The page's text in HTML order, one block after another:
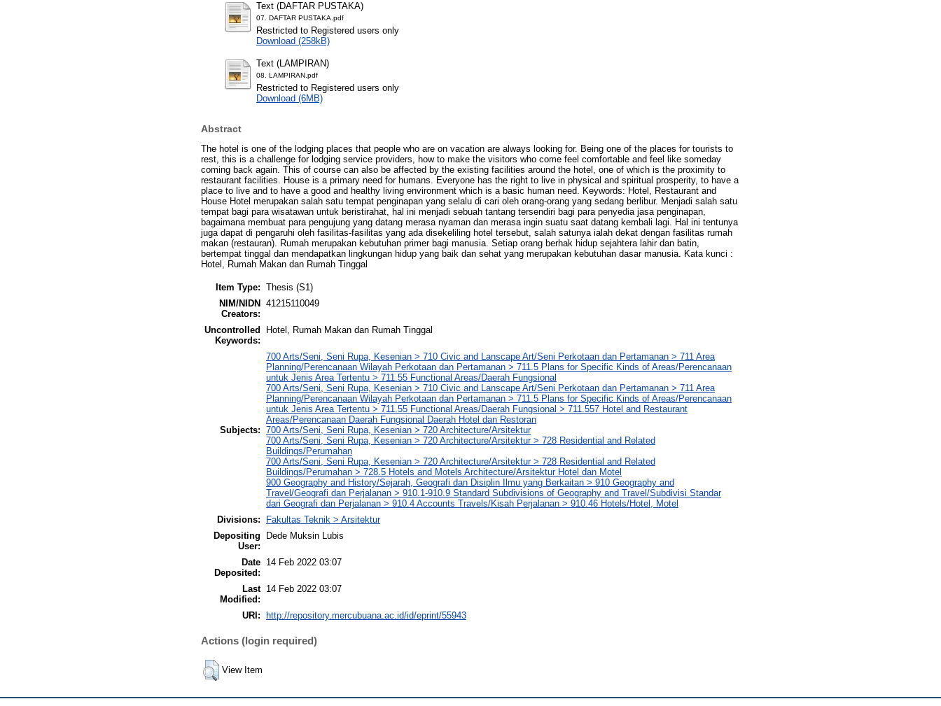
Text (DAFTAR PUSTAKA)
07. DAFTAR PUSTAKA.pdf
Restricted to Registered users only
Download (258kB)
Text (LAMPIRAN)
08. LAMPIRAN.pdf
Restricted to Registered users only
Download (6MB)
Abstract
The hotel is one of the lodging places that people who are on vacation are always looking for. Being one of the places for tourists to
rest, this is a challenge for lodging service providers, how to make the visitors who come feel comfortable and feel like someday
coming back again. This of course can also be affected by the existing facilities around the hotel, one of which is the proximity to
restaurant facilities. House is a primary need for humans. Everyone has the right to live in physical and spiritual prosperity, to have a
place to live and to have a good and healthy living environment which is a basic human need. Keywords: Hotel, Restaurant and
House Hotel merupakan salah satu tempat penginapan yang selalu di cari oleh orang-orang yang sedang berlibur. Menjadi salah satu
tempat bagi para wisatawan untuk beristirahat, hal ini menjadi sebuah tantang tersendiri bagi para penyedia jasa penginapan,
bagaimana membuat para pengujung yang datang merasa nyaman dan merasa ingin suatu saat datang kembali lagi. Hal ini tentunya
juga dapat di pengaruhi oleh fasilitas-fasilitas yang ada disekeliling hotel tersebut, salah satunya ialah dekat dengan fasilitas rumah
makan (restauran). Rumah merupakan kebutuhan primer bagi manusia. Setiap orang berhak hidup sejahtera lahir dan batin,
bertempat tinggal dan mendapatkan lingkungan hidup yang baik dan sehat yang merupakan kebutuhan dasar manusia. Kata kunci :
Hotel, Rumah Makan dan Rumah Tinggal
Item Type: Thesis (S1)
NIM/NIDN
Creators:
41215110049
Uncontrolled
Keywords:
Hotel, Rumah Makan dan Rumah Tinggal
Subjects:
700 Arts/Seni, Seni Rupa, Kesenian > 710 Civic and Lanscape Art/Seni Perkotaan dan Pertamanan > 711 Area
Planning/Perencanaan Wilayah Perkotaan dan Pertamanan > 711.5 Plans for Specific Kinds of Areas/Perencanaan
untuk Jenis Area Tertentu > 711.55 Functional Areas/Daerah Fungsional
700 Arts/Seni, Seni Rupa, Kesenian > 710 Civic and Lanscape Art/Seni Perkotaan dan Pertamanan > 711 Area
Planning/Perencanaan Wilayah Perkotaan dan Pertamanan > 711.5 Plans for Specific Kinds of Areas/Perencanaan
untuk Jenis Area Tertentu > 711.55 Functional Areas/Daerah Fungsional > 711.557 Hotel and Restaurant
Areas/Perencanaan Daerah Fungsional Daerah Hotel dan Restoran
700 Arts/Seni, Seni Rupa, Kesenian > 720 Architecture/Arsitektur
700 Arts/Seni, Seni Rupa, Kesenian > 720 Architecture/Arsitektur > 728 Residential and Related
Buildings/Perumahan
700 Arts/Seni, Seni Rupa, Kesenian > 720 Architecture/Arsitektur > 728 Residential and Related
Buildings/Perumahan > 728.5 Hotels and Motels Architecture/Arsitektur Hotel dan Motel
900 Geography and History/Sejarah, Geografi dan Disiplin Ilmu yang Berkaitan > 910 Geography and
Travel/Geografi dan Perjalanan > 910.1-910.9 Standard Subdivisions of Geography and Travel/Subdivisi Standar
dari Geografi dan Perjalanan > 910.4 Accounts Travels/Kisah Perjalanan > 910.46 Hotels/Hotel, Motel
Divisions:
Fakultas Teknik > Arsitektur
Depositing
User:
Dede Muksin Lubis
Date
Deposited:
14 Feb 2022 03:07
Last
Modified:
14 Feb 2022 03:07
URI: http://repository.mercubuana.ac.id/id/eprint/55943
Actions (login required)
View Item